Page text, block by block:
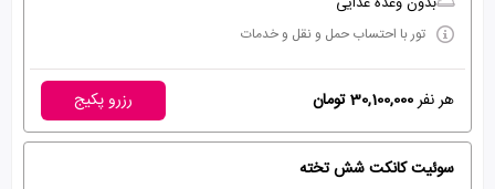
تور با احتساب حمل و نقل و خدمات
هر نفر30,100,000 تومان رزرو پکیج
سوئیت کانکت شش تخته